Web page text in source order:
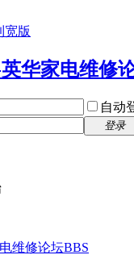
宽版
自动
登录
维修论坛BBS